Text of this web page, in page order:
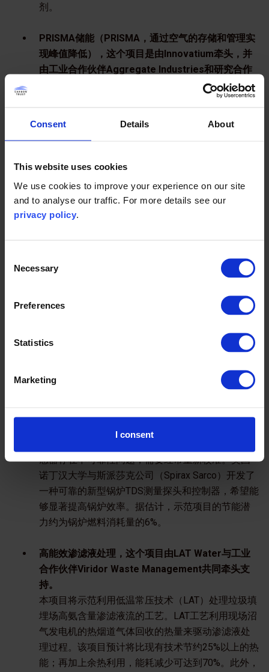
Consent Details About
This website uses cookies
We use cookies to improve your experience on our site
and to analyse our traffic. For more details see our
privacy policy
Selection
Necessary
Preferences
Statistics
Marketing
I consent
剂。
PRISMA储能（PRISMA，通过空气的存储和管理实
现峰值降低），这个项目是由Innovatium牵头，并
由工业合作伙伴Aggregate Industries和研究合作
液态空气储能（LAES）具有相当大的储能潜力，有
低碳发电时段实现更高效的运行。通过减少压缩机
避开峰值电价时段。
该项目展示了在清洗环节，特别是在食品和饮料行
业中，用电解冷水代替热水可以显著节约能源和成
取消多个清洗过程提高了生产率，节省了大量时
斯派莎克工程（中国）有限公司牵头。
体（TDS）进行精确控制。目前，对蒸汽锅炉内的
感器存在不可靠性问题，需要经常重新校准。英国
诺丁汉大学与斯派莎克公司（Spirax Sarco）开发了
一种可靠的新型锅炉TDS测量探头和控制器，希望能
够显著提高锅炉效率。据估计，示范项目的节能潜
力约为锅炉燃料消耗量的6%。
高能效渗滤液处理，这个项目由LAT Water与工业
合作伙伴Viridor Waste Management共同牵头支
持。
本项目将示范利用低温常压技术（LAT）处理垃圾填
埋场高氨含量渗滤液流的工艺。LAT工艺利用现场沼
气发电机的热烟道气体回收的热量来驱动渗滤液处
理过程。该项目预计将比现有技术节约25%以上的热
能；再加上余热利用，能耗减少可达到70%。此外，